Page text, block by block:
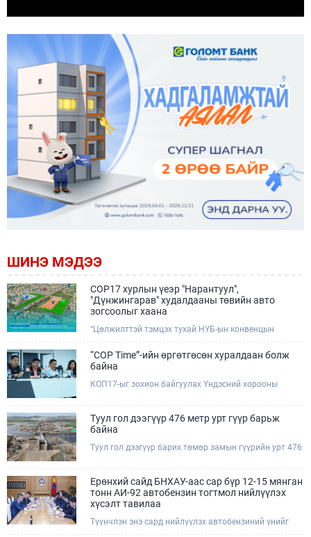
ШИНЭ МЭДЭЭ
COP17 хурлын үеэр "Нарантуул",
"Дүнжингарав" худалдааны төвийн авто
зогсоолыг хаана
“Цөлжилттэй тэмцэх тухай НҮБ-ын конвенцын
сарын 17-28-ны өдрүүдэд Улаанбаатар хотод зохион
байгуулагдана.Хурлын үеэр Нарантуул, Дүнжингарав
тухайн чиглэлд нийтийн тээврийн хүртээмжийг
“COP Time”-ийн өргөтгөсөн хуралдаан болж
байна
КОП17-ыг зохион байгуулах Үндэсний хорооны
дотоод хуралдааныг тогтмол зохион байгуулж ирсэн
билээ.Өнөөдөр “COP Time”-ийн сүүлийн хуралдааныг
бөгөөд үүнд Үндэсний хорооны дэргэдэх дэд
Туул гол дээгүүр 476 метр урт гүүр барьж
байна
Туул гол дээгүүр барих төмөр замын гүүрийн урт 476
хөдөлгөөнийг найдвартай, тасралтгүй нэвтрүүлэх
чухал байгууламж бөгөөд уг ажлыг "Очирням" ХХК,
"Тэргүүн саруул зам" ХХК, "Хотгорзам" ХХК зэрэг
Ерөнхий сайд БНХАУ-аас сар бүр 12-15 мянган
тонн АИ-92 автобензин тогтмол нийлүүлэх
хүсэлт тавилаа
Түүнчлэн энэ сард нийлүүлэх автобензиний үнийг